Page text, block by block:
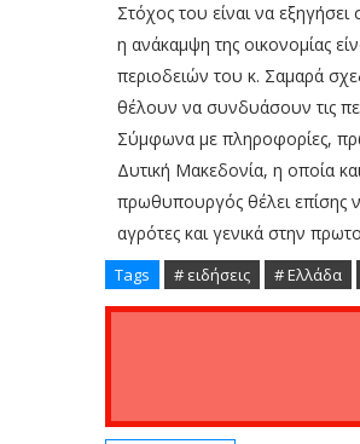
Στόχος του είναι να
η ανάκαμψη της οικονομίας
περιοδειών του κ. Σαμαρά
θέλουν να συνδυάσουν τις
Σύμφωνα με πληροφορίες,
Δυτική Μακεδονία, η οποία
πρωθυπουργός θέλει επίσης
αγρότες και γενικά στην
Tags # ειδήσεις # Ελλάδα